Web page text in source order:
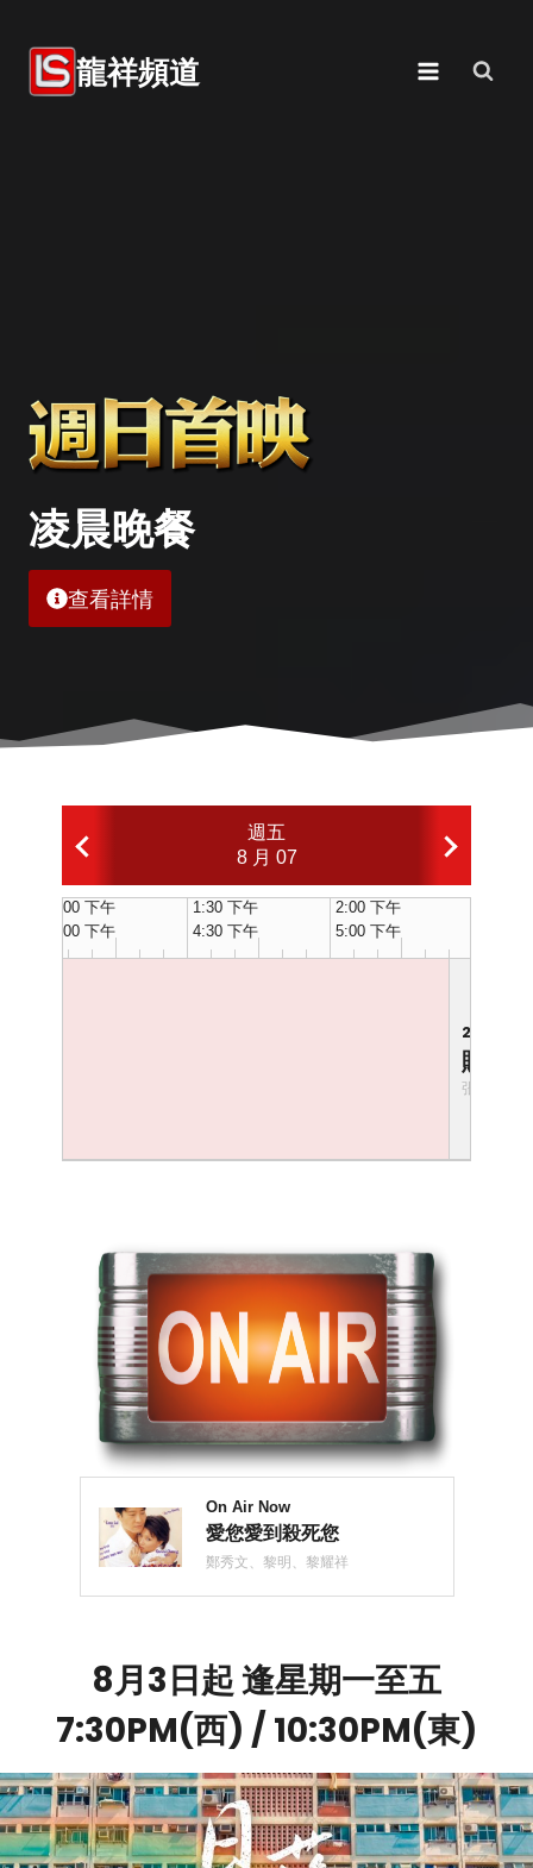
content 龍祥頻道
凌晨晚餐
查看詳情
週五
8 月 07
1:00 下午
4:00 下午
1:30 下午
4:30 下午
2:00 下午
5:00 下午
2:25 下
賭俠
張家輝、
On Air Now
愛您愛到殺死您
鄭秀文、黎明、黎耀祥
8月3日起 逢星期一至五
7:30PM(西) / 10:30PM(東)